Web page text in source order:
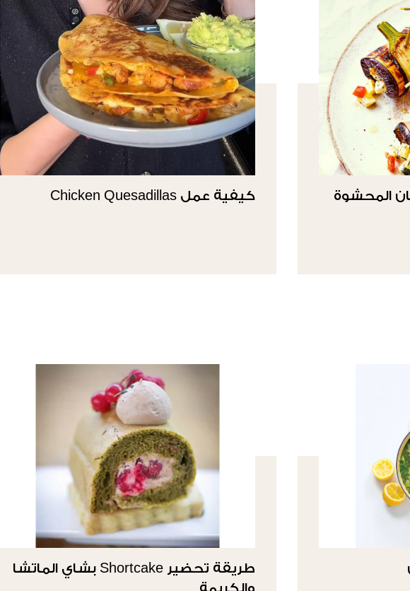
المحشوة
كيفية عمل Chicken Quesadillas
طريقة تحضير Shortcake بشاي الماتشا